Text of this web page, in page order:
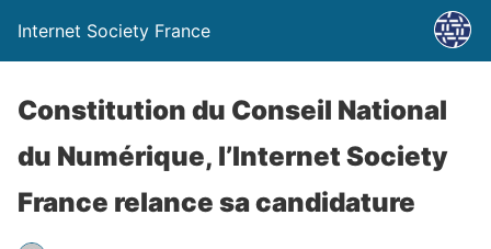
Internet Society France
Constitution du Conseil National
du Numérique, l’Internet Society
France relance sa candidature